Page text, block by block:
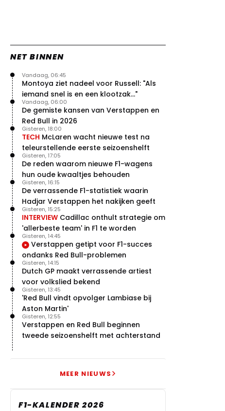
NET BINNEN
Montoya ziet nadeel voor Russell: "Als
iemand snel is en een klootzak..."
Vandaag, 06:45
De gemiste kansen van Verstappen en
Red Bull in 2026
Vandaag, 06:00
TECH McLaren wacht nieuwe test na
teleurstellende eerste seizoenshelft
Gisteren, 18:00
De reden waarom nieuwe F1-wagens
hun oude kwaaltjes behouden
Gisteren, 17:05
De verrassende F1-statistiek waarin
Hadjar Verstappen het nakijken geeft
Gisteren, 16:15
INTERVIEW Cadillac onthult strategie om
'allerbeste team' in F1 te worden
Gisteren, 15:25
Verstappen getipt voor F1-succes
ondanks Red Bull-problemen
Gisteren, 14:45
Dutch GP maakt verrassende artiest
voor volkslied bekend
Gisteren, 14:15
'Red Bull vindt opvolger Lambiase bij
Aston Martin'
Gisteren, 13:45
Verstappen en Red Bull beginnen
tweede seizoenshelft met achterstand
Gisteren, 12:55
MEER NIEUWS
F1-KALENDER 2026